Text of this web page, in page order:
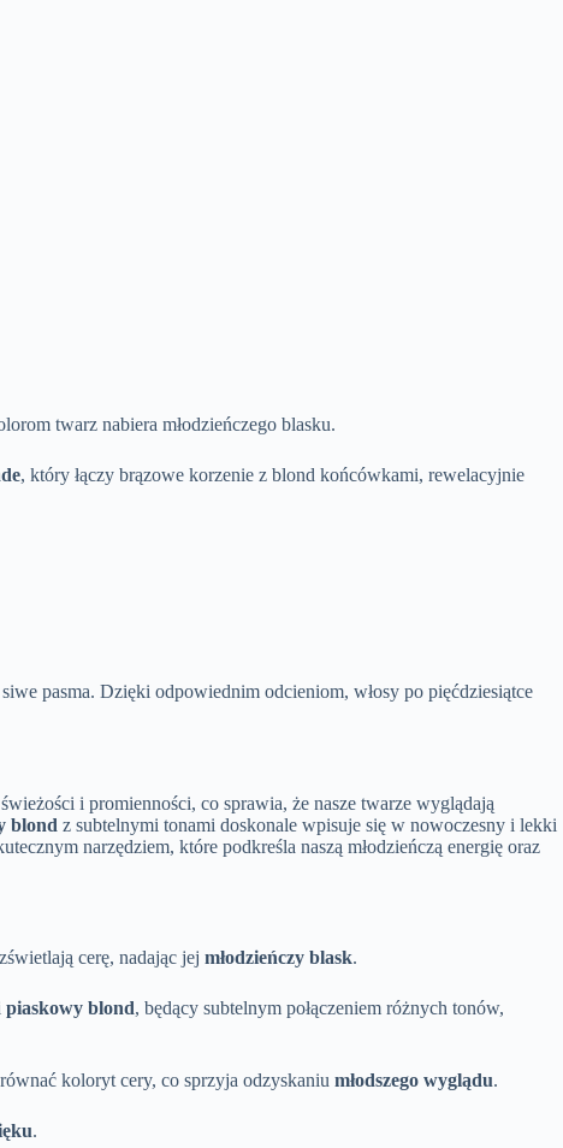
twarz nabiera młodzieńczego blasku.
, który łączy brązowe korzenie z blond końcówkami, rewelacyjnie
pasma. Dzięki odpowiednim odcieniom, włosy po pięćdziesiątce
i promienności, co sprawia, że nasze twarze wyglądają
blond z subtelnymi tonami doskonale wpisuje się w nowoczesny i lekki
narzędziem, które podkreśla naszą młodzieńczą energię oraz
cerę, nadając jej młodzieńczy blask.
piaskowy blond, będący subtelnym połączeniem różnych tonów,
koloryt cery, co sprzyja odzyskaniu młodszego wyglądu.
.